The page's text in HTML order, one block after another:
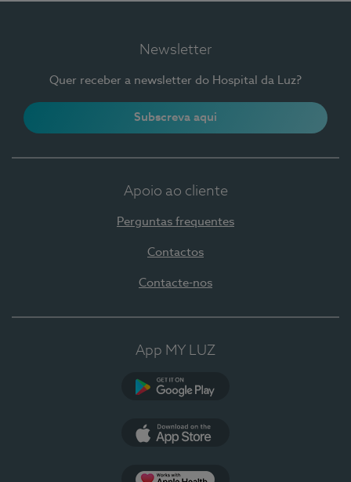
Newsletter
Quer receber a newsletter do Hospital da Luz?
Subscreva aqui
Apoio ao cliente
Perguntas frequentes
Contactos
Contacte-nos
App MY LUZ